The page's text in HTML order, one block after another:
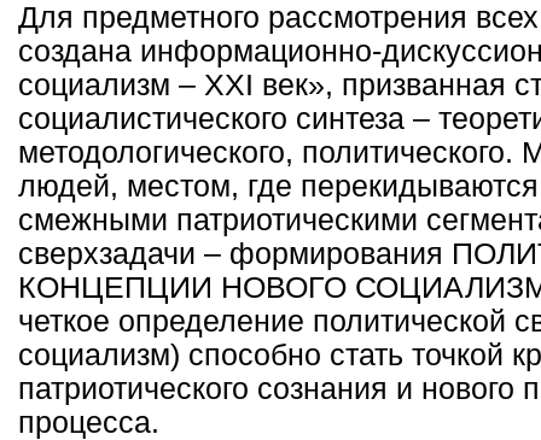
Для предметного рассмотрения
создана информационно-
социализм – XXI век», призванная
социалистического синтеза –
методологического,
людей, местом, где
смежными патриотическими
сверхзадачи – формирования
КОНЦЕПЦИИ НОВОГО
четкое определение политической
социализм) способно стать точкой
патриотического сознания и нового
процесса.